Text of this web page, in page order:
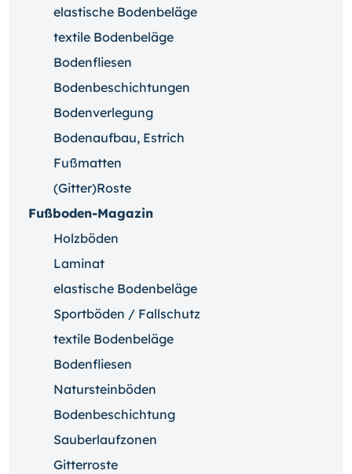
elastische Bodenbeläge
textile Bodenbeläge
Bodenfliesen
Bodenbeschichtungen
Bodenverlegung
Bodenaufbau, Estrich
Fußmatten
(Gitter)Roste
Fußboden-Magazin
Holzböden
Laminat
elastische Bodenbeläge
Sportböden / Fallschutz
textile Bodenbeläge
Bodenfliesen
Natursteinböden
Bodenbeschichtung
Sauberlaufzonen
Gitterroste